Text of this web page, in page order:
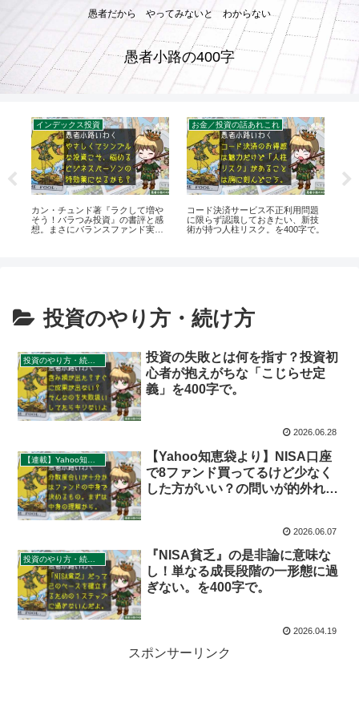
愚者だから やってみないと わからない
愚者小路の400字
インデックス投資
カン・チュンド著『ラクして増や
そう！バラつみ投資』の書評と感
想。まさにバランスファンド実践
お金／投資の話あれこれ
コード決済サービス不正利用問題
に限らず認識しておきたい、新技
術が持つ人柱リスク。を400字で。
投資のやり方・続け方
投資のやり方・続け方
投資の失敗とは何を指す？投資初
心者が抱えがちな「こじらせ定
義」を400字で。
2026.06.28
【Yahoo知恵袋より】NISA口座
で8ファンド買ってるけど少なく
した方がいい？の問いが的外れな
2026.06.07
投資のやり方・続け方
『NISA貧乏』の是非論に意味な
し！単なる成長段階の一形態に過
ぎない。を400字で。
2026.04.19
スポンサーリンク